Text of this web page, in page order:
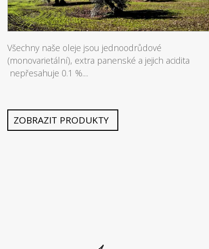
Všechny naše oleje jsou jednoodrůdové
(monovarietální), extra panenské a jejich acidita
nepřesahuje 0.1 %....
ZOBRAZIT PRODUKTY